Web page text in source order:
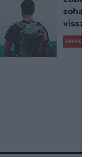
soha
vissza
DRIVE-TIPP